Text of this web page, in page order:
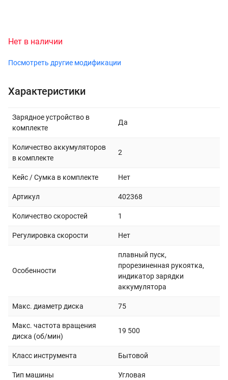
Нет в наличии
Посмотреть другие модификации
Характеристики
Зарядное устройство в
комплекте
Да
Количество аккумуляторов
в комплекте
2
Кейс / Сумка в комплекте Нет
Артикул 402368
Количество скоростей 1
Регулировка скорости Нет
Особенности
плавный пуск,
прорезиненная рукоятка,
индикатор зарядки
аккумулятора
Макс. диаметр диска 75
Макс. частота вращения
диска (об/мин)
19 500
Класс инструмента Бытовой
Тип машины Угловая